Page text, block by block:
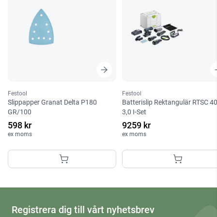
Festool
Slippapper Granat Delta P180
GR/100
598 kr
ex moms
Festool
Batterislip Rektangulär RTSC
3,0 I-Set
9259 kr
ex moms
Registrera dig till vårt nyhetsbrev